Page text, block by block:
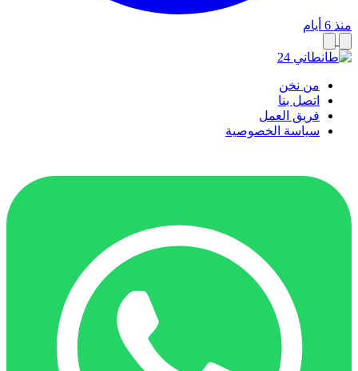
منذ 6 أيام
من نخن
اتصل بنا
فريق العمل
سياسة الخصوصية